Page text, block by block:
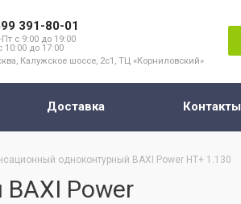
391-80-01
с 9:00 до 19:00
10:00 до 17:00
Калужское шоссе, 2с1, ТЦ «Корниловский»
Доставка Контакты
одноконтурный BAXI Power HT+ 1.130
Power